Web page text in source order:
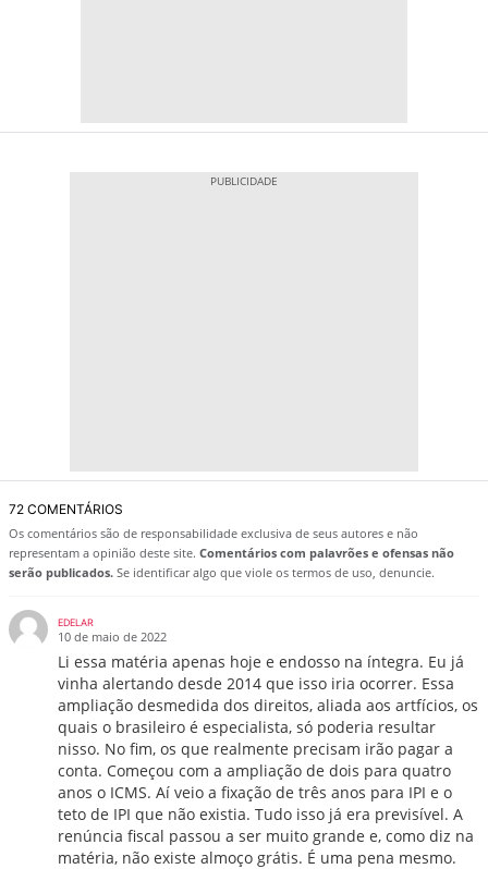
72 COMENTÁRIOS
Os comentários são de responsabilidade exclusiva de seus autores e não
representam a opinião deste site. Comentários com palavrões e ofensas não
serão publicados. Se identificar algo que viole os termos de uso, denuncie.
EDELAR
10 de maio de 2022
Li essa matéria apenas hoje e endosso na íntegra. Eu já
vinha alertando desde 2014 que isso iria ocorrer. Essa
ampliação desmedida dos direitos, aliada aos artfícios, os
quais o brasileiro é especialista, só poderia resultar
nisso. No fim, os que realmente precisam irão pagar a
conta. Começou com a ampliação de dois para quatro
anos o ICMS. Aí veio a fixação de três anos para IPI e o
teto de IPI que não existia. Tudo isso já era previsível. A
renúncia fiscal passou a ser muito grande e, como diz na
matéria, não existe almoço grátis. É uma pena mesmo.